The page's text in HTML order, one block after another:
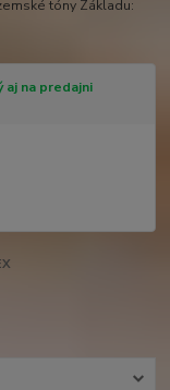
tóny Základu:
aj na predajni